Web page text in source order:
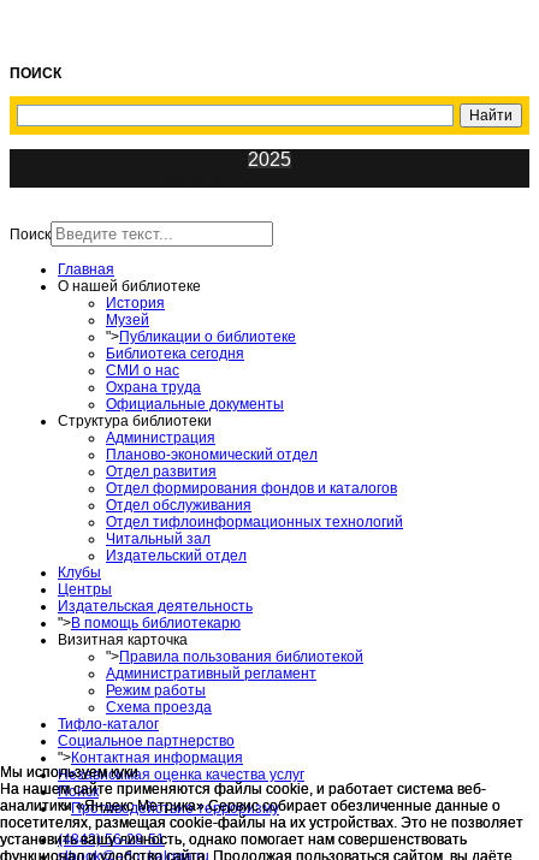
Мы используем куки
На нашем сайте применяются файлы cookie, и работает система веб-
аналитики «Яндекс Метрика».Сервис собирает обезличенные данные о
посетителях, размещая cookie-файлы на их устройствах. Это не позволяет
установить вашу личность, однако помогает нам совершенствовать
функционал и удобство сайта. Продолжая пользоваться сайтом, вы даёте
ПОИСК
2025
Поиск
Главная
О нашей библиотеке
История
Музей
">Публикации о библиотеке
Библиотека сегодня
СМИ о нас
Охрана труда
Официальные документы
Структура библиотеки
Администрация
Планово-экономический отдел
Отдел развития
Отдел формирования фондов и каталогов
Отдел обслуживания
Отдел тифлоинформационных технологий
Читальный зал
Издательский отдел
Клубы
Центры
Издательская деятельность
">В помощь библиотекарю
Визитная карточка
">Правила пользования библиотекой
Административный регламент
Режим работы
Схема проезда
Тифло-каталог
Социальное партнерство
">Контактная информация
Независимая оценка качества услуг
Поиск
">Противодействие терроризму
(4842) 56-28-51
slbook@adm.kaluga.ru
Мы используем куки
На нашем сайте применяются файлы cookie, и работает система веб-
аналитики «Яндекс Метрика».Сервис собирает обезличенные данные о
посетителях, размещая cookie-файлы на их устройствах. Это не позволяет
установить вашу личность, однако помогает нам совершенствовать
функционал и удобство сайта. Продолжая пользоваться сайтом, вы даёте